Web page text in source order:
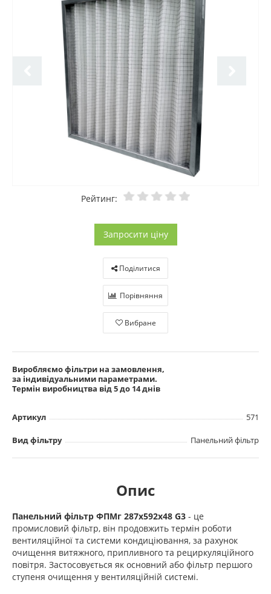
Рейтинг:
Запросити ціну
Поділитися
Порівняння
Вибране
Виробляємо фільтри на замовлення,
за індивідуальними параметрами.
Термін виробництва від 5 до 14 днів
Артикул 571
Вид фільтру Панельний фільтр
Опис
Панельний фільтр ФПМг 287х592х48 G3 - це
промисловий фільтр, він продовжить термін роботи
вентиляційної та системи кондиціювання, за рахунок
очищення витяжного, припливного та рециркуляційного
повітря. Застосовується як основний або фільтр першого
ступеня очищення у вентиляційній системі.